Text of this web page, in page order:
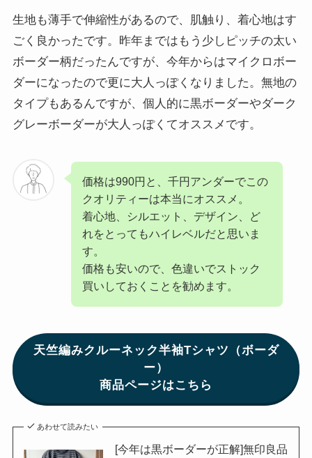
生地も薄手で伸縮性があるので、肌触り、着心地はす
ごく良かったです。昨年まではもう少しピッチの太い
ボーダー柄だったんですが、今年からはマイクロボー
ダーになったので更に大人っぽくなりました。無地の
タイプもあるんですが、個人的に黒ボーダーやダーク
グレーボーダーが大人っぽくてオススメです。
価格は990円と、千円アンダーでこの
クオリティーは本当にオススメ。
着心地、シルエット、デザイン、ど
れをとってもハイレベルだと思いま
す。
価格も安いので、色違いでストック
買いしておくことを勧めます。
天竺編みクルーネック半袖Tシャツ（ボーダ
ー）
商品ページはこちら
あわせて読みたい
[今年は黒ボーダーが正解]無印良品